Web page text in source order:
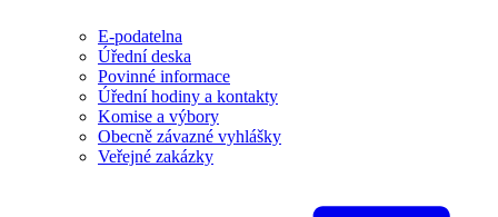
E-podatelna
Úřední deska
Povinné informace
Úřední hodiny a kontakty
Komise a výbory
Obecně závazné vyhlášky
Veřejné zakázky